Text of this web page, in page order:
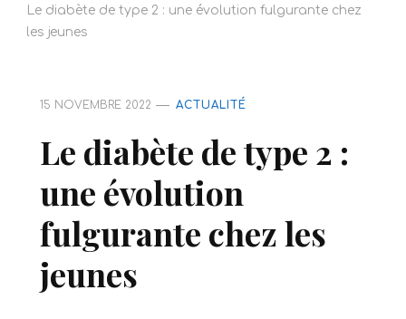
Le diabète de type 2 : une évolution fulgurante chez
les jeunes
15 NOVEMBRE 2022 ACTUALITÉ
Le diabète de type 2 :
une évolution
fulgurante chez les
jeunes